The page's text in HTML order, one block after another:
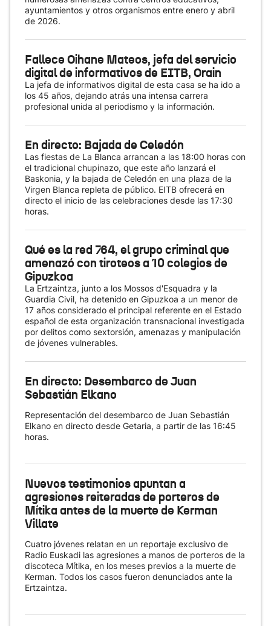
ayuntamientos y otros organismos entre enero y abril
de 2026.
Fallece Oihane Mateos, jefa del servicio
digital de informativos de EITB, Orain
La jefa de informativos digital de esta casa se ha ido a
los 45 años, dejando atrás una intensa carrera
profesional unida al periodismo y la información.
En directo: Bajada de Celedón
Las fiestas de La Blanca arrancan a las 18:00 horas con
el tradicional chupinazo, que este año lanzará el
Baskonia, y la bajada de Celedón en una plaza de la
Virgen Blanca repleta de público. EITB ofrecerá en
directo el inicio de las celebraciones desde las 17:30
horas.
Qué es la red 764, el grupo criminal que
amenazó con tiroteos a 10 colegios de
Gipuzkoa
La Ertzaintza, junto a los Mossos d'Esquadra y la
Guardia Civil, ha detenido en Gipuzkoa a un menor de
17 años considerado el principal referente en el Estado
español de esta organización transnacional investigada
por delitos como sextorsión, amenazas y manipulación
de jóvenes vulnerables.
En directo: Desembarco de Juan
Sebastián Elkano
Representación del desembarco de Juan Sebastián
Elkano en directo desde Getaria, a partir de las 16:45
horas.
Nuevos testimonios apuntan a
agresiones reiteradas de porteros de
Mítika antes de la muerte de Kerman
Villate
Cuatro jóvenes relatan en un reportaje exclusivo de
Radio Euskadi las agresiones a manos de porteros de la
discoteca Mítika, en los meses previos a la muerte de
Kerman. Todos los casos fueron denunciados ante la
Ertzaintza.